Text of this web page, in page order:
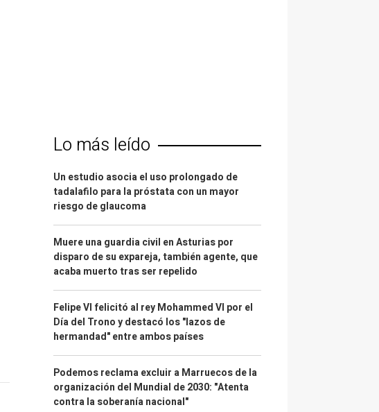
Lo más leído
Un estudio asocia el uso prolongado de
tadalafilo para la próstata con un mayor
riesgo de glaucoma
Muere una guardia civil en Asturias por
disparo de su expareja, también agente, que
acaba muerto tras ser repelido
Felipe VI felicitó al rey Mohammed VI por el
Día del Trono y destacó los "lazos de
hermandad" entre ambos países
Podemos reclama excluir a Marruecos de la
organización del Mundial de 2030: "Atenta
contra la soberanía nacional"